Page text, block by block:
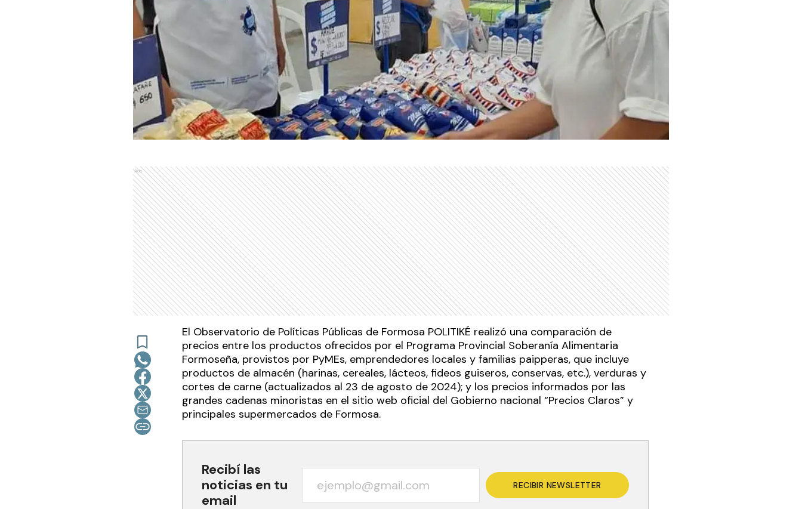
Ads
El Observatorio de Políticas Públicas de Formosa POLITIKÉ realizó una comparación de
precios entre los productos ofrecidos por el Programa Provincial Soberanía Alimentaria
Formoseña, provistos por PyMEs, emprendedores locales y familias paipperas, que incluye
productos de almacén (harinas, cereales, lácteos, fideos guiseros, conservas, etc.), verduras y
cortes de carne (actualizados al 23 de agosto de 2024); y los precios informados por las
grandes cadenas minoristas en el sitio web oficial del Gobierno nacional “Precios Claros” y
principales supermercados de Formosa.
Recibí las
noticias en tu
email
RECIBIR NEWSLETTER